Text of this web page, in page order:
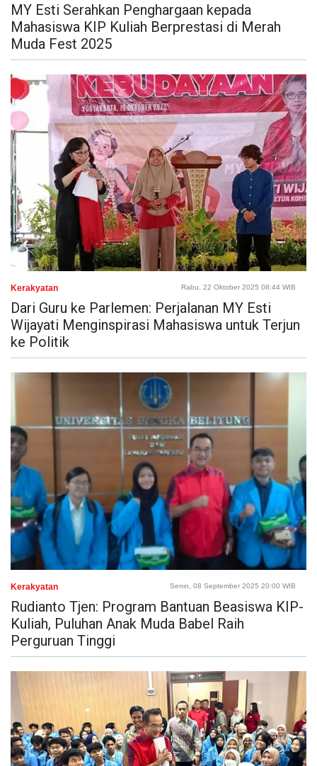
MY Esti Serahkan Penghargaan kepada
Mahasiswa KIP Kuliah Berprestasi di Merah
Muda Fest 2025
Kerakyatan Rabu, 22 Oktober 2025 08:44 WIB
Dari Guru ke Parlemen: Perjalanan MY Esti
Wijayati Menginspirasi Mahasiswa untuk Terjun
ke Politik
Kerakyatan Senin, 08 September 2025 20:00 WIB
Rudianto Tjen: Program Bantuan Beasiswa KIP-
Kuliah, Puluhan Anak Muda Babel Raih
Perguruan Tinggi